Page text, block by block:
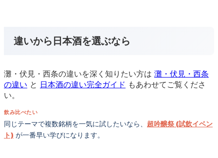
違いから日本酒を選ぶなら
灘・伏見・西条の違いを深く知りたい方は 灘・伏見・西条
の違い と 日本酒の違い完全ガイド もあわせてご覧くださ
い。
飲み比べたい
同じテーマで複数銘柄を一気に試したいなら、 超吟醸祭 (試飲イベン
ト) が一番早い学びになります。